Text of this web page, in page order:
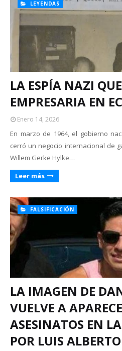
LEYENDAS
LA ESPÍA NAZI
EMPRESARIA EN
Enero 14, 2026
En marzo de 1964, el gobierno
cerró un negocio internacional de
Willem Gerke Hylke…
Leer más
FALSIFICACIÓN
LA IMAGEN DE
VUELVE A
ASESINATOS EN
POR LUIS